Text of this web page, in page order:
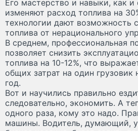
Его мастерство и навыки, как и
изменяют расход топлива на
технологии дают возможность
топлива от нерационального
В среднем, профессиональная
позволяет снизить
топлива на 10-12%, что
общих затрат на один грузовик
год.
Вот и научились правильно
следовательно, экономить. А
одного раза, кому это надо.
машины. Водитель, думающий,